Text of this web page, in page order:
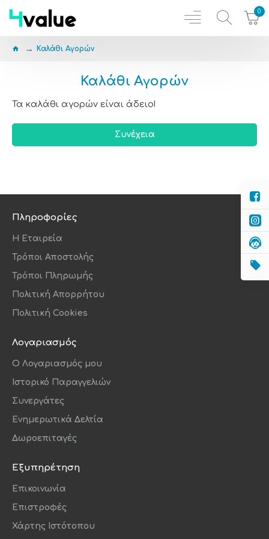
0
Καλάθι Αγορών
Καλάθι Αγορών
Τα καλάθι αγορών είναι άδειο!
Συνέχεια
Πληροφορίες
Η Εταιρεία
Τρόποι Αποστολής
Τρόποι Πληρωμής
Πολιτική Απορρήτου
Πολιτική Cookies
Λογαριασμός
O Λογαριασμός μου
Ιστορικό Παραγγελιών
Συνεργάτες
Ενημερωτικά Δελτία
Δωροεπιταγές
Εξυπηρέτηση
Επικοινωνία
Επιστροφές
Χάρτης Ιστότοπου